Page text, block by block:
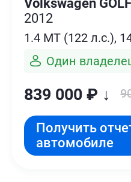
Volkswagen GOLF
2012
1.4 MT (122 л.с.),
Один
839 000 ₽ ↓
Получить
автомобиле